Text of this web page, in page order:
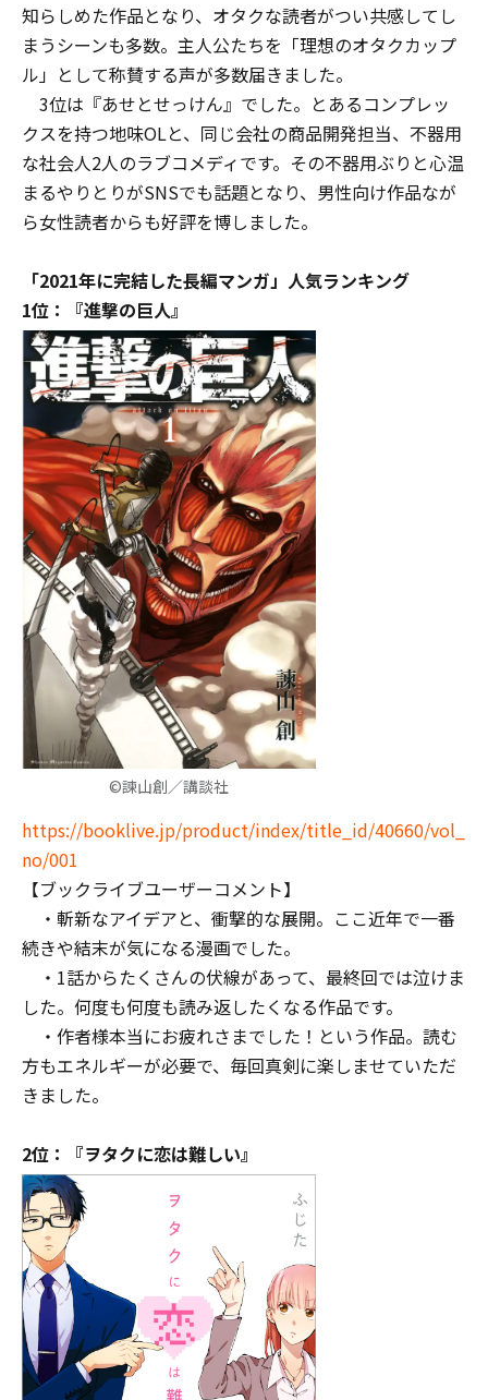
知らしめた作品となり、オタクな読者がつい共感してし
まうシーンも多数。主人公たちを「理想のオタクカップ
ル」として称賛する声が多数届きました。
3位は『あせとせっけん』でした。とあるコンプレッ
クスを持つ地味OLと、同じ会社の商品開発担当、不器用
な社会人2人のラブコメディです。その不器用ぶりと心温
まるやりとりがSNSでも話題となり、男性向け作品なが
ら女性読者からも好評を博しました。
「2021年に完結した長編マンガ」人気ランキング
1位：『進撃の巨人』
©諫山創／講談社
https://booklive.jp/product/index/title_id/40660/vol_
no/001
【ブックライブユーザーコメント】
・斬新なアイデアと、衝撃的な展開。ここ近年で一番
続きや結末が気になる漫画でした。
・1話からたくさんの伏線があって、最終回では泣けま
した。何度も何度も読み返したくなる作品です。
・作者様本当にお疲れさまでした！という作品。読む
方もエネルギーが必要で、毎回真剣に楽しませていただ
きました。
2位：『ヲタクに恋は難しい』